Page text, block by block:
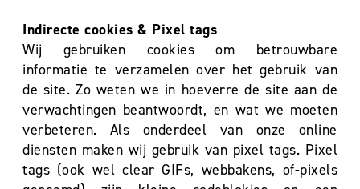
Indirecte cookies & Pixel tags
Wij gebruiken cookies om betrouwbare
informatie te verzamelen over het gebruik van
de site. Zo weten we in hoeverre de site aan de
verwachtingen beantwoordt, en wat we moeten
verbeteren. Als onderdeel van onze online
diensten maken wij gebruik van pixel tags. Pixel
tags (ook wel clear GIFs, webbakens, of-pixels